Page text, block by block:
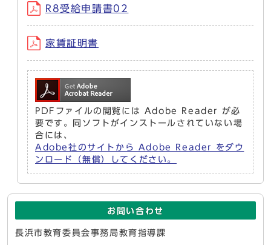
R8受給申請書02
家賃証明書
PDFファイルの閲覧には Adobe Reader が必
要です。同ソフトがインストールされていない場
合には、
Adobe社のサイトから Adobe Reader をダウ
ンロード（無償）してください。
お問い合わせ
長浜市教育委員会事務局教育指導課